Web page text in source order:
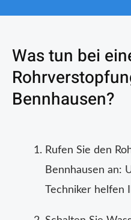
Was tun bei
Bennhausen?
Rufen Sie den
Bennhausen an:
Techniker